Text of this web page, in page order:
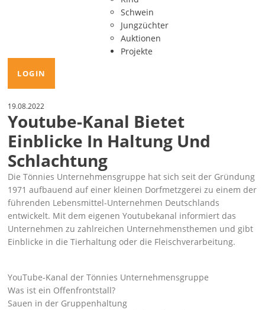
Schwein
Jungzüchter
Auktionen
Projekte
LOGIN
19.08.2022
Youtube-Kanal Bietet
Einblicke In Haltung Und
Schlachtung
Die Tönnies Unternehmensgruppe hat sich seit der Gründung
1971 aufbauend auf einer kleinen Dorfmetzgerei zu einem der
führenden Lebensmittel-Unternehmen Deutschlands
entwickelt. Mit dem eigenen Youtubekanal informiert das
Unternehmen zu zahlreichen Unternehmensthemen und gibt
Einblicke in die Tierhaltung oder die Fleischverarbeitung.
YouTube-Kanal der Tönnies Unternehmensgruppe
Was ist ein Offenfrontstall?
Sauen in der Gruppenhaltung